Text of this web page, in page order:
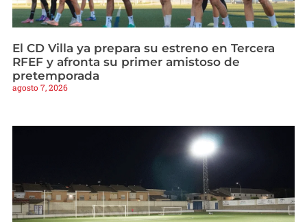
El CD Villa ya prepara su estreno en Tercera
RFEF y afronta su primer amistoso de
pretemporada
agosto 7, 2026